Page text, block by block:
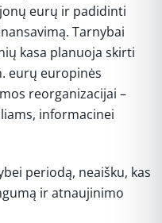
eurų ir padidinti
Tarnybai
kasa planuoja skirti
eurų europinės
reorganizacijai –
informacinei
periodą, neaišku, kas
ir atnaujinimo